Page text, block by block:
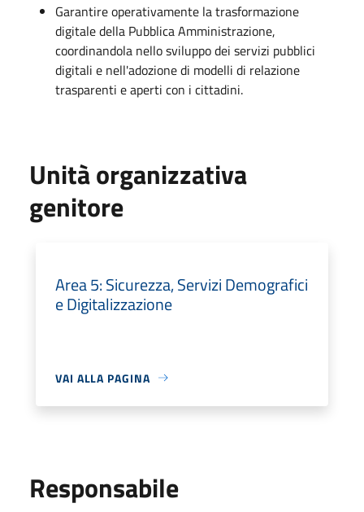
Garantire operativamente la trasformazione
digitale della Pubblica Amministrazione,
coordinandola nello sviluppo dei servizi pubblici
digitali e nell'adozione di modelli di relazione
trasparenti e aperti con i cittadini.
Unità organizzativa
genitore
Area 5: Sicurezza, Servizi Demografici
e Digitalizzazione
VAI ALLA PAGINA
Responsabile